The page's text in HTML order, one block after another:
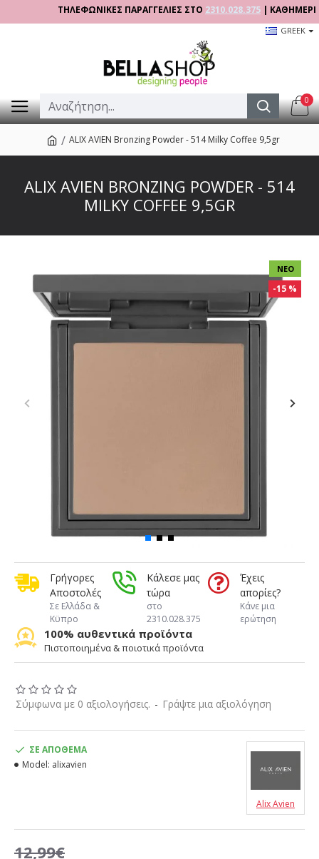
ΤΗΛΕΦΩΝΙΚΕΣ ΠΑΡΑΓΓΕΛΙΕΣ ΣΤΟ2310.028.375| ΚΑΘΗΜΕΡΙΝΑ
GREEK
0
ALIX AVIEN Bronzing Powder - 514 Milky Coffee 9,5gr
ALIX AVIEN BRONZING POWDER - 514
MILKY COFFEE 9,5GR
ΝΈΟ
-15 %
Γρήγορες
Αποστολές
Σε Ελλάδα &
Κϋπρο
Κάλεσε μας
τώρα
στο
2310.028.375
Έχεις
απορίες?
Κάνε μια
ερώτηση
100% αυθεντικά προϊόντα
Πιστοποιημένα & ποιοτικά προϊόντα
Σύμφωνα με 0 αξιολογήσεις. - Γράψτε μια αξιολόγηση
12,99€
ΣΕ ΑΠΌΘΕΜΑ
Model: alixavien
Alix Avien